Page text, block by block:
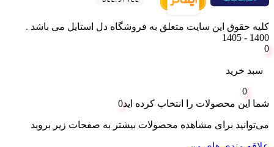
کلیه حقوق این سایت متعلق به فروشگاه دل استایل می باشد .
1400 - 1405
0
سبد خرید
0
شما این محصولات را انتخاب کرده اید0
می‌توانید برای مشاهده محصولات بیشتر به صفحات زیر بروید